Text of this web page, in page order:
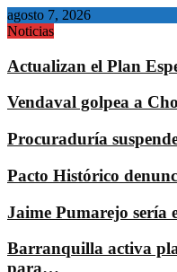
agosto 7, 2026
Noticias
Actualizan el Plan
Vendaval golpea a
Procuraduría
Pacto Histórico
Jaime Pumarejo sería
Barranquilla activa